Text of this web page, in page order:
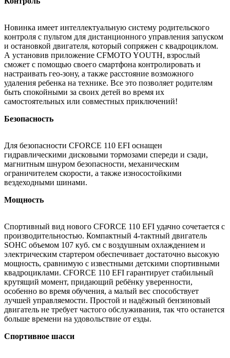
Новинка имеет интеллектуальную систему родительского
контроля с пультом для дистанционного управления запуском
и остановкой двигателя, который сопряжен с квадроциклом.
А установив приложение CFMOTO YOUTH, взрослый
сможет с помощью своего смартфона контролировать и
настраивать гео-зону, а также расстояние возможного
удаления ребенка на технике. Все это позволяет родителям
быть спокойными за своих детей во время их
самостоятельных или совместных приключений!
Безопасность
Для безопасности CFORCE 110 EFI оснащен
гидравлическими дисковыми тормозами спереди и сзади,
магнитным шнуром безопасности, механическим
ограничителем скорости, а также износостойкими
вездеходными шинами.
Мощность
Спортивный вид нового CFORCE 110 EFI удачно сочетается с
производительностью. Компактный 4-тактный двигатель
SOHC объемом 107 куб. см с воздушным охлаждением и
электрическим стартером обеспечивает достаточно высокую
мощность, сравнимую с известными детскими спортивными
квадроциклами. CFORCE 110 EFI гарантирует стабильный
крутящий момент, придающий ребёнку уверенности,
особенно во время обучения, а малый вес способствует
лучшей управляемости. Простой и надёжный бензиновый
двигатель не требует частого обслуживания, так что останется
больше времени на удовольствие от езды.
Спортивное шасси